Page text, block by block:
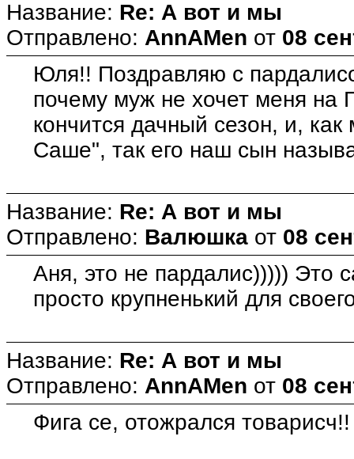
Название: Re: А вот и мы
Отправлено: AnnAMen от 08
Юля!! Поздравляю с
почему муж не хочет меня на
кончится дачный сезон, и,
Саше", так его наш сын
Название: Re: А вот и мы
Отправлено: Валюшка от 08
Аня, это не пардалис))))) Это
просто крупненький для
Название: Re: А вот и мы
Отправлено: AnnAMen от 08
Фига се, отожрался